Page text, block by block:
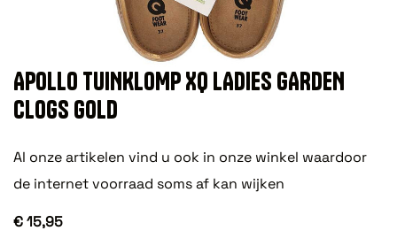
APOLLO TUINKLOMP XQ LADIES GARDEN
CLOGS GOLD
Al onze artikelen vind u ook in onze winkel waardoor
de internet voorraad soms af kan wijken
€ 15,95